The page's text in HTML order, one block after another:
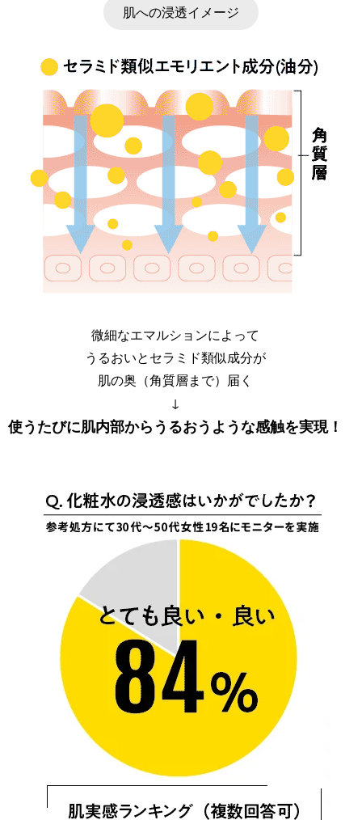
肌への浸透イメージ
微細なエマルションによって
うるおいとセラミド類似成分が
肌の奥（角質層まで）届く
↓
使うたびに肌内部からうるおうような感触を実現！